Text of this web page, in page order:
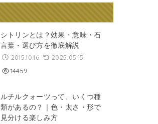
シトリンとは？効果・意味・石
言葉・選び方を徹底解説
2015.10.16
2025.05.15
14459
ルチルクォーツって、いくつ種
類があるの？｜色・太さ・形で
見分ける楽しみ方